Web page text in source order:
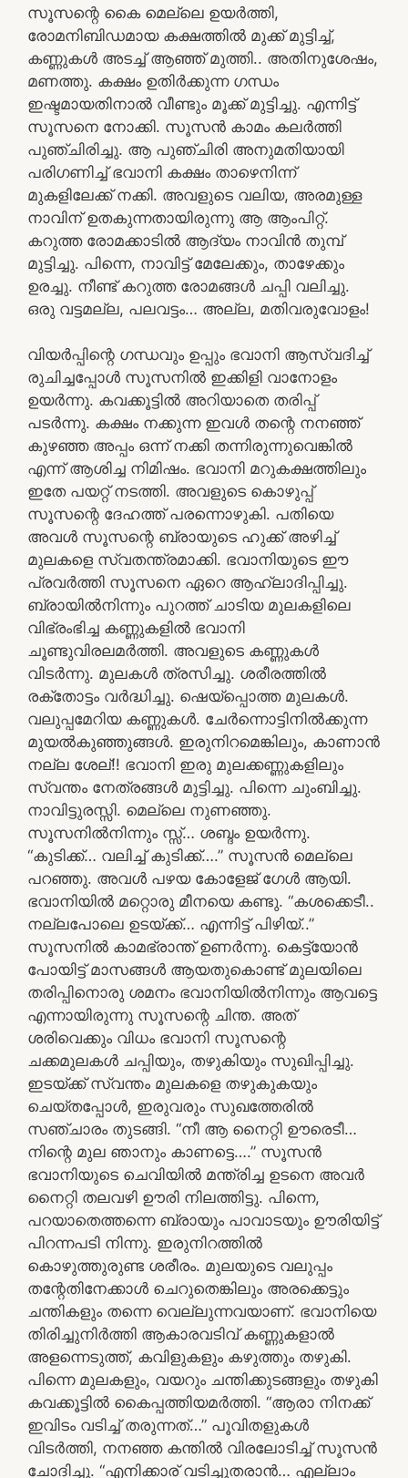
സൂസന്റെ കൈ മെല്ലെ ഉയർത്തി,
രോമനിബിഡമായ കക്ഷത്തിൽ മുക്ക് മുട്ടിച്ച്,
കണ്ണുകൾ അടച്ച് ആഞ്ഞ് മുത്തി.. അതിനുശേഷം,
മണത്തു. കക്ഷം ഉതിർക്കുന്ന ഗന്ധം
ഇഷ്ടമായതിനാൽ വീണ്ടും മൂക്ക് മുട്ടിച്ചു. എന്നിട്ട്
സൂസനെ നോക്കി. സൂസൻ കാമം കലർത്തി
പുഞ്ചിരിച്ചു. ആ പുഞ്ചിരി അനുമതിയായി
പരിഗണിച്ച് ഭവാനി കക്ഷം താഴെനിന്ന്
മുകളിലേക്ക് നക്കി. അവളുടെ വലിയ, അരമുള്ള
നാവിന് ഉതകുന്നതായിരുന്നു ആ ആംപിറ്റ്.
കറുത്ത രോമക്കാടിൽ ആദ്യം നാവിൻ തുമ്പ്
മുട്ടിച്ചു. പിന്നെ, നാവിട്ട് മേലേക്കും, താഴേക്കും
ഉരച്ചു. നീണ്ട് കറുത്ത രോമങ്ങൾ ചപ്പി വലിച്ചു.
ഒരു വട്ടമല്ല, പലവട്ടം… അല്ല, മതിവരുവോളം!
വിയർപ്പിന്റെ ഗന്ധവും ഉപ്പും ഭവാനി ആസ്വദിച്ച്
രുചിച്ചപ്പോൾ സൂസനിൽ ഇക്കിളി വാനോളം
ഉയർന്നു. കവക്കൂട്ടിൽ അറിയാതെ തരിപ്പ്
പടർന്നു. കക്ഷം നക്കുന്ന ഇവൾ തന്റെ നനഞ്ഞ്
കുഴഞ്ഞ അപ്പം ഒന്ന് നക്കി തന്നിരുന്നുവെങ്കിൽ
എന്ന് ആശിച്ച നിമിഷം. ഭവാനി മറുകക്ഷത്തിലും
ഇതേ പയറ്റ് നടത്തി. അവളുടെ കൊഴുപ്പ്
സൂസന്റെ ദേഹത്ത് പരന്നൊഴുകി. പതിയെ
അവൾ സൂസന്റെ ബ്രായുടെ ഹുക്ക് അഴിച്ച്
മുലകളെ സ്വതന്ത്രമാക്കി. ഭവാനിയുടെ ഈ
പ്രവർത്തി സൂസനെ ഏറെ ആഹ്ലാദിപ്പിച്ചു.
ബ്രായിൽനിന്നും പുറത്ത് ചാടിയ മുലകളിലെ
വിഭ്രംഭിച്ച കണ്ണുകളിൽ ഭവാനി
ചൂണ്ടുവിരലമർത്തി. അവളുടെ കണ്ണുകൾ
വിടർന്നു. മുലകൾ ത്രസിച്ചു. ശരീരത്തിൽ
രക്തോട്ടം വർദ്ധിച്ചു. ഷെയ്പ്പൊത്ത മുലകൾ.
വലുപ്പമേറിയ കണ്ണുകൾ. ചേർന്നൊട്ടിനിൽക്കുന്ന
മുയൽകുഞ്ഞുങ്ങൾ. ഇരുനിറമെങ്കിലും, കാണാൻ
നല്ല ശേല്!! ഭവാനി ഇരു മുലക്കണ്ണുകളിലും
സ്വന്തം നേത്രങ്ങൾ മുട്ടിച്ചു. പിന്നെ ചുംബിച്ചു.
നാവിട്ടുരസ്സി. മെല്ലെ നുണഞ്ഞു.
സൂസനിൽനിന്നും സ്സ്… ശബ്ദം ഉയർന്നു.
“കുടിക്ക്… വലിച്ച് കുടിക്ക്….” സൂസൻ മെല്ലെ
പറഞ്ഞു. അവൾ പഴയ കോളേജ് ഗേൾ ആയി.
ഭവാനിയിൽ മറ്റൊരു മീനയെ കണ്ടു. “കശക്കെടീ..
നല്ലപോലെ ഉടയ്ക്ക്… എന്നിട്ട് പിഴിയ്..”
സൂസനിൽ കാമഭ്രാന്ത് ഉണർന്നു. കെട്ട്യോൻ
പോയിട്ട് മാസങ്ങൾ ആയതുകൊണ്ട് മുലയിലെ
തരിപ്പിനൊരു ശമനം ഭവാനിയിൽനിന്നും ആവട്ടെ
എന്നായിരുന്നു സൂസന്റെ ചിന്ത. അത്
ശരിവെക്കും വിധം ഭവാനി സൂസന്റെ
ചക്കമുലകൾ ചപ്പിയും, തഴുകിയും സുഖിപ്പിച്ചു.
ഇടയ്ക്ക് സ്വന്തം മുലകളെ തഴുകുകയും
ചെയ്തപ്പോൾ, ഇരുവരും സുഖത്തേരിൽ
സഞ്ചാരം തുടങ്ങി. “നീ ആ നൈറ്റി ഊരെടീ…
നിന്റെ മുല ഞാനും കാണട്ടെ….” സൂസൻ
ഭവാനിയുടെ ചെവിയിൽ മന്ത്രിച്ച ഉടനെ അവർ
നൈറ്റി തലവഴി ഊരി നിലത്തിട്ടു. പിന്നെ,
പറയാതെത്തന്നെ ബ്രായും പാവാടയും ഊരിയിട്ട്
പിറന്നപടി നിന്നു. ഇരുനിറത്തിൽ
കൊഴുത്തുരുണ്ട ശരീരം. മുലയുടെ വലുപ്പം
തന്റേതിനേക്കാൾ ചെറുതെങ്കിലും അരക്കെട്ടും
ചന്തികളും തന്നെ വെല്ലുന്നവയാണ്. ഭവാനിയെ
തിരിച്ചുനിർത്തി ആകാരവടിവ് കണ്ണുകളാൽ
അളന്നെടുത്ത്, കവിളുകളും കഴുത്തും തഴുകി.
പിന്നെ മുലകളും, വയറും ചന്തിക്കുടങ്ങളും തഴുകി
കവക്കൂട്ടിൽ കൈപ്പത്തിയമർത്തി. “ആരാ നിനക്ക്
ഇവിടം വടിച്ച് തരുന്നത്…” പൂവിതളുകൾ
വിടർത്തി, നനഞ്ഞ കന്തിൽ വിരലോടിച്ച് സൂസൻ
ചോദിച്ചു. “എനിക്കാര് വടിച്ചുതരാൻ… എല്ലാം